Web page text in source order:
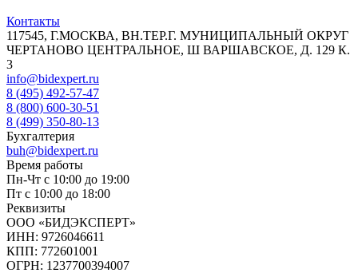
Контакты
117545, Г.МОСКВА, ВН.ТЕР.Г. МУНИЦИПАЛЬНЫЙ ОКРУГ
ЧЕРТАНОВО ЦЕНТРАЛЬНОЕ, Ш ВАРШАВСКОЕ, Д. 129 К.
3
info@bidexpert.ru
8 (495) 492-57-47
8 (800) 600-30-51
8 (499) 350-80-13
Бухгалтерия
buh@bidexpert.ru
Время работы
Пн-Чт с 10:00 до 19:00
Пт с 10:00 до 18:00
Реквизиты
ООО «БИДЭКСПЕРТ»
ИНН: 9726046611
КПП: 772601001
ОГРН: 1237700394007